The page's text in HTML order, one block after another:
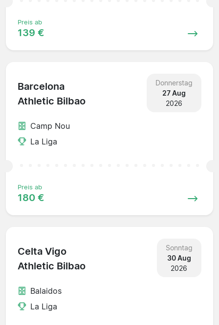
Preis ab
139 €
Barcelona
Athletic Bilbao
Donnerstag
27 Aug
2026
Camp Nou
La Liga
Preis ab
180 €
Celta Vigo
Athletic Bilbao
Sonntag
30 Aug
2026
Balaidos
La Liga